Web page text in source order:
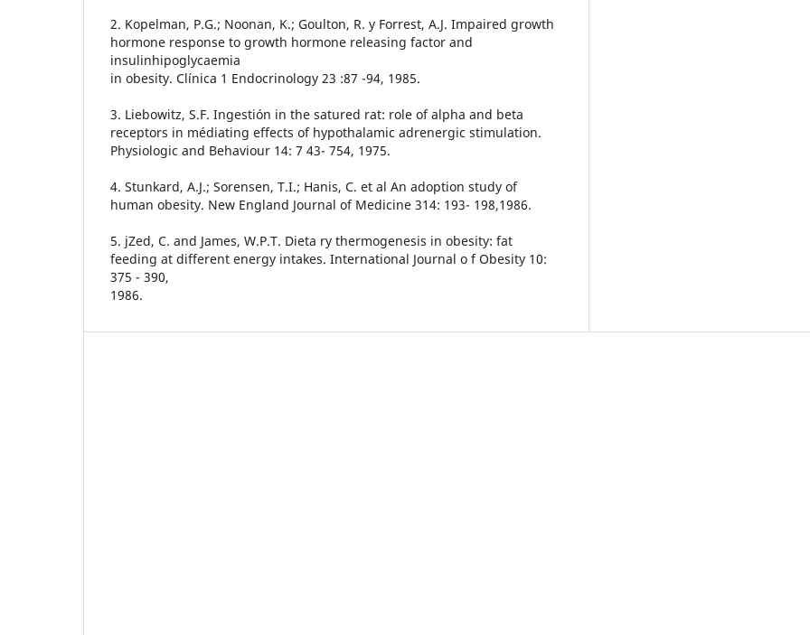
2. Kopelman, P.G.; Noonan, K.; Goulton, R. y Forrest, A.J. Impaired growth
hormone response to growth hormone releasing factor and
insulinhipoglycaemia
in obesity. Clínica 1 Endocrinology 23 :87 -94, 1985.
3. Liebowitz, S.F. Ingestión in the satured rat: role of alpha and beta
receptors in médiating effects of hypothalamic adrenergic stimulation.
Physiologic and Behaviour 14: 7 43- 754, 1975.
4. Stunkard, A.J.; Sorensen, T.I.; Hanis, C. et al An adoption study of
human obesity. New England Journal of Medicine 314: 193- 198,1986.
5. jZed, C. and James, W.P.T. Dieta ry thermogenesis in obesity: fat
feeding at different energy intakes. International Journal o f Obesity 10:
375 - 390,
1986.